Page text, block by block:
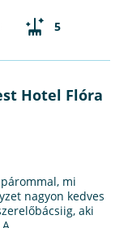
5
Hotel Flóra
mi
nagyon kedves
aki